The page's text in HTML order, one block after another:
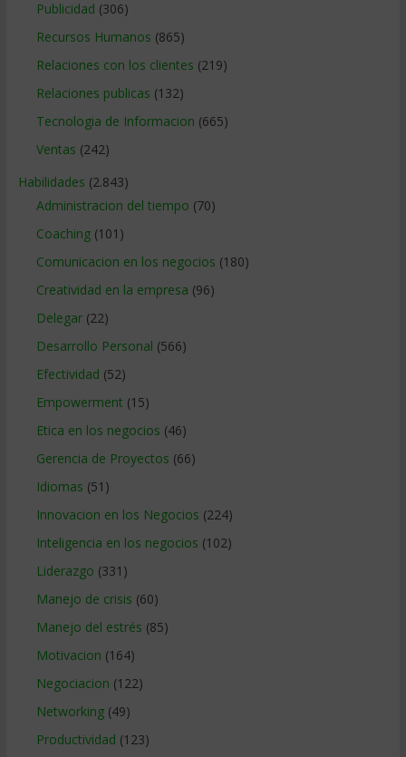
Publicidad (306)
Recursos Humanos (865)
Relaciones con los clientes (219)
Relaciones publicas (132)
Tecnologia de Informacion (665)
Ventas (242)
Habilidades (2.843)
Administracion del tiempo (70)
Coaching(101)
Comunicacion en los negocios (180)
Creatividad en la empresa (96)
Delegar(22)
Desarrollo Personal (566)
Efectividad (52)
Empowerment (15)
Etica en los negocios (46)
Gerencia de Proyectos (66)
Idiomas (51)
Innovacion en los Negocios (224)
Inteligencia en los negocios (102)
Liderazgo (331)
Manejo de crisis (60)
Manejo del estrés (85)
Motivacion (164)
Negociacion (122)
Networking(49)
Productividad (123)